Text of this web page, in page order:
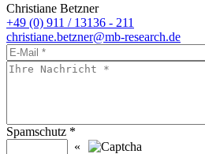
Christiane Betzner
+49 (0) 911 / 13136 - 211
christiane.betzner@mb-research.de
Spamschutz *
«